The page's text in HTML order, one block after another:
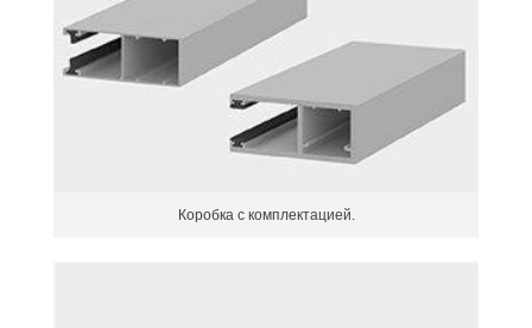
Коробка с комплектацией.